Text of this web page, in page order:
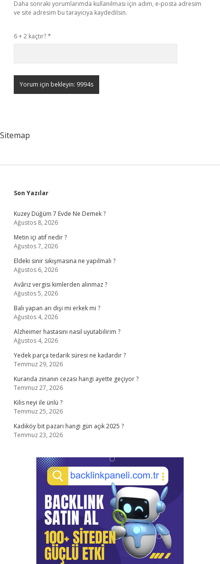
Daha sonraki yorumlarımda kullanılması için adım, e-posta adresim
ve site adresim bu tarayıcıya kaydedilsin.
6 + 2 kaçtır?*
Sitemap
Sidebar
Son Yazılar
Kuzey Düğüm 7 Evde Ne Demek ?
Ağustos 8, 2026
Metin içi atıf nedir ?
Ağustos 7, 2026
Eldeki sinir sıkışmasına ne yapılmalı ?
Ağustos 6, 2026
Avârız vergisi kimlerden alınmaz ?
Ağustos 5, 2026
Balı yapan arı dişi mi erkek mi ?
Ağustos 4, 2026
Alzheimer hastasını nasıl uyutabilirim ?
Ağustos 4, 2026
Yedek parça tedarik süresi ne kadardır ?
Temmuz 29, 2026
Kuranda zinanın cezası hangi ayette geçiyor ?
Temmuz 27, 2026
Kilis neyi ile ünlü ?
Temmuz 25, 2026
Kadıköy bit pazarı hangi gün açık 2025 ?
Temmuz 23, 2026